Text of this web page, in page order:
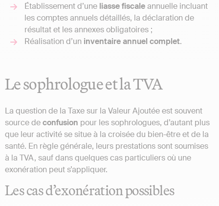
Établissement d’une liassefiscaleannuelle incluant
les comptes annuels détaillés, la déclaration de
résultat et les annexes obligatoires ;
Réalisation d’un inventaireannuel complet.
Le sophrologue et la TVA
La question de la Taxe sur la Valeur Ajoutée est souvent
source deconfusion pour les sophrologues, d’autant plus
que leur activité se situe à la croisée du bien-être et de la
santé. En règle générale, leurs prestations sont soumises
à la TVA, sauf dans quelques cas particuliers où une
exonération peut s’appliquer.
Les cas d’exonération possibles